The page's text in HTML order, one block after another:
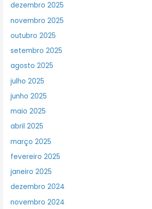
dezembro 2025
novembro 2025
outubro 2025
setembro 2025
agosto 2025
julho 2025
junho 2025
maio 2025
abril 2025
março 2025
fevereiro 2025
janeiro 2025
dezembro 2024
novembro 2024